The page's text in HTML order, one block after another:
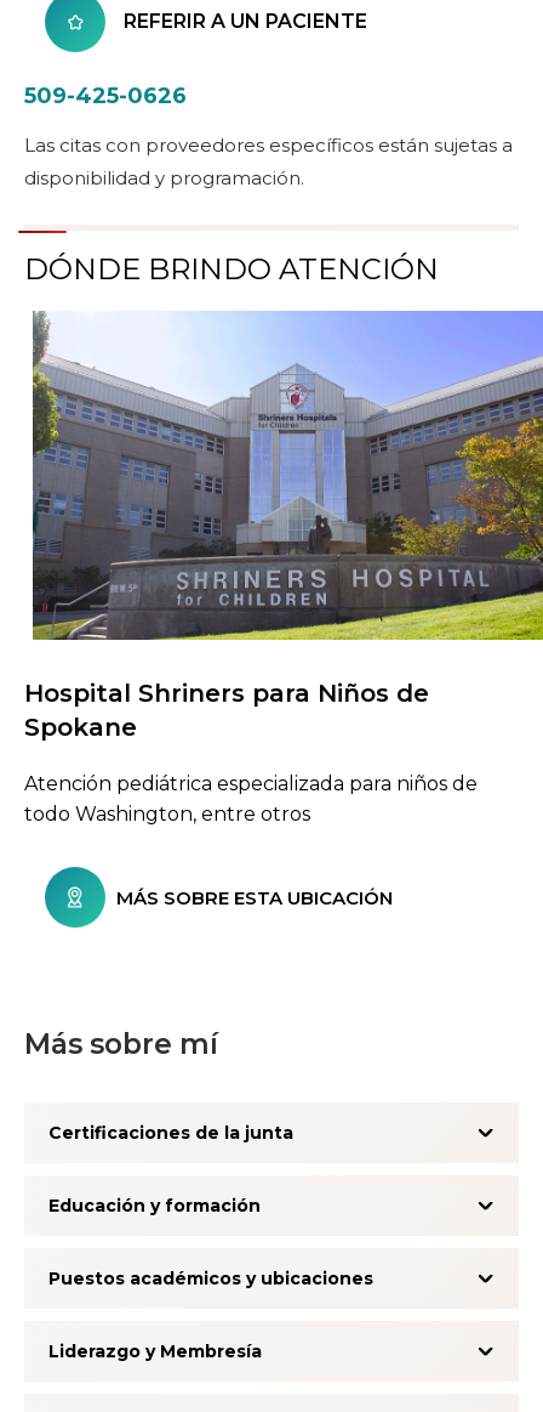
REFERIR A UN PACIENTE
509-425-0626
Las citas con proveedores específicos están sujetas a
disponibilidad y programación.
DÓNDE BRINDO ATENCIÓN
Buscar centros de atención
Hospital Shriners para Niños de
Spokane
Atención pediátrica especializada para niños de
todo Washington, entre otros
MÁS SOBRE ESTA UBICACIÓN
Más sobre mí
Certificaciones de la junta
Educación y formación
Puestos académicos y ubicaciones
Liderazgo y Membresía